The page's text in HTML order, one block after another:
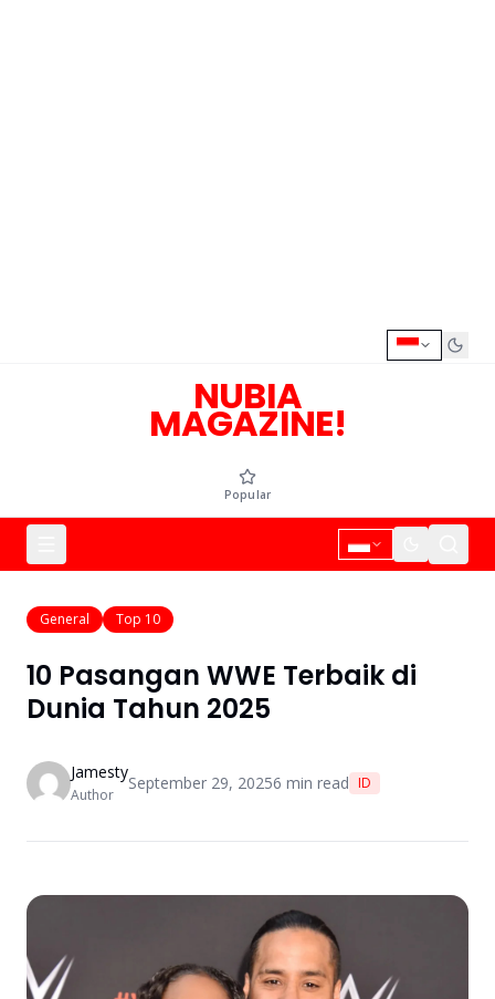
NUBIA
MAGAZINE!
Popular
General Top 10
10 Pasangan WWE Terbaik di
Dunia Tahun 2025
Jamesty
Author
September 29, 20256 min read ID